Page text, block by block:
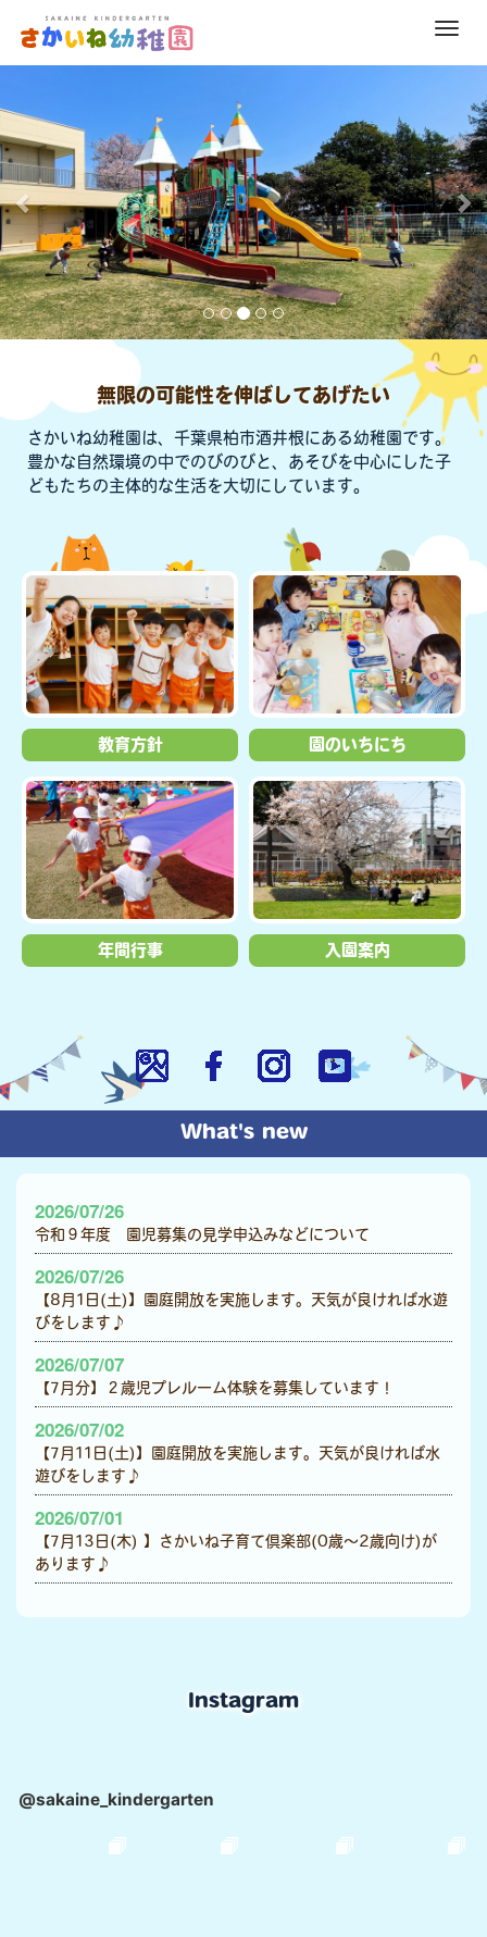
M
へ
へ
無限の可能性を伸ばしてあげたい
さかいね幼稚園は、千葉県柏市酒井根にある幼稚園です。
豊かな自然環境の中でのびのびと、あそびを中心にした子
どもたちの主体的な生活を大切にしています。
教育方針 園のいちにち
年間行事 入園案内
What's new
2026/07/26
令和９年度 園児募集の見学申込みなどについて
2026/07/26
【8月1日(土)】園庭開放を実施します。天気が良ければ水遊
びをします♪
2026/07/07
【7月分】２歳児プレルーム体験を募集しています！
2026/07/02
【7月11日(土)】園庭開放を実施します。天気が良ければ水
遊びをします♪
2026/07/01
【7月13日(木) 】さかいね子育て倶楽部(0歳～2歳向け)が
あります♪
Instagram